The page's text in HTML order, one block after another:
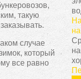
такую
случае
который
все равно